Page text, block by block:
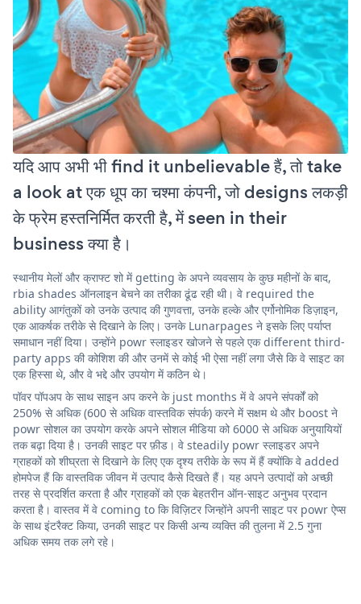
यदि आप अभी भी find it unbelievable हैं, तो take
a look at एक धूप का चश्मा कंपनी, जो designs लकड़ी
के फ्रेम हस्तनिर्मित करती है, में seen in their
business क्या है।
स्थानीय मेलों और क्राफ्ट शो में getting के अपने व्यवसाय के कुछ महीनों के बाद,
rbia shades ऑनलाइन बेचने का तरीका ढूंढ रही थी। वे required the
ability आगंतुकों को उनके उत्पाद की गुणवत्ता, उनके हल्के और एर्गोनोमिक डिज़ाइन,
एक आकर्षक तरीके से दिखाने के लिए। उनके Lunarpages ने इसके लिए पर्याप्त
समाधान नहीं दिया। उन्होंने powr स्लाइडर खोजने से पहले एक different third-
party apps की कोशिश की और उनमें से कोई भी ऐसा नहीं लगा जैसे कि वे साइट का
एक हिस्सा थे, और वे भद्दे और उपयोग में कठिन थे।
पॉवर पॉपअप के साथ साइन अप करने के just months में वे अपने संपर्कों को
250% से अधिक (600 से अधिक वास्तविक संपर्क) करने में सक्षम थे और boost ने
powr सोशल का उपयोग करके अपने सोशल मीडिया को 6000 से अधिक अनुयायियों
तक बढ़ा दिया है। उनकी साइट पर फ़ीड। वे steadily powr स्लाइडर अपने
ग्राहकों को शीघ्रता से दिखाने के लिए एक दृश्य तरीके के रूप में हैं क्योंकि वे added
होमपेज हैं कि वास्तविक जीवन में उत्पाद कैसे दिखते हैं। यह अपने उत्पादों को अच्छी
तरह से प्रदर्शित करता है और ग्राहकों को एक बेहतरीन ऑन-साइट अनुभव प्रदान
करता है। वास्तव में वे coming to कि विज़िटर जिन्होंने अपनी साइट पर powr ऐप्स
के साथ इंटरैक्ट किया, उनकी साइट पर किसी अन्य व्यक्ति की तुलना में 2.5 गुना
अधिक समय तक लगे रहे।